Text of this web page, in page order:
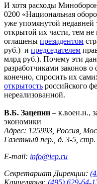
И хотя расходы
0200 «Национальная
уже упомянутой
открытой их части, тем
оглашены президентом
руб.) и председателем
млрд руб.). Почему эти
разработчиками законов
конечно, спросить их
открытость российского
нереализованной.
В.Б. Зацепин – к.воен.н.,
экономики
Адрес: 125993, Россия,
Газетный пер., д. 3-5, стр.
E-mail: info@iep.ru
Секретариат Дирекции:
Канцелярия: (495) 629-64-